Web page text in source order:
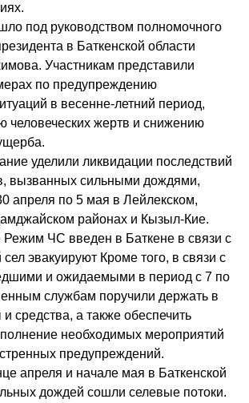
под руководством полномочного
в Баткенской области
Участникам представили
по предупреждению
в весенне-летний период,
человеческих жертв и снижению
уделили ликвидации последствий
вызванных сильными дождями,
апреля по 5 мая в Лейлекском,
районах и Кызыл-Кие.
Режим ЧС введен в Баткене в связи с
эвакуируют Кроме того, в связи с
и ожидаемыми в период с 7 по
службам поручили держать в
и средства, а также обеспечить
необходимых мероприятий
предупреждений.
апреля и начале мая в Баткенской
дождей сошли селевые потоки.